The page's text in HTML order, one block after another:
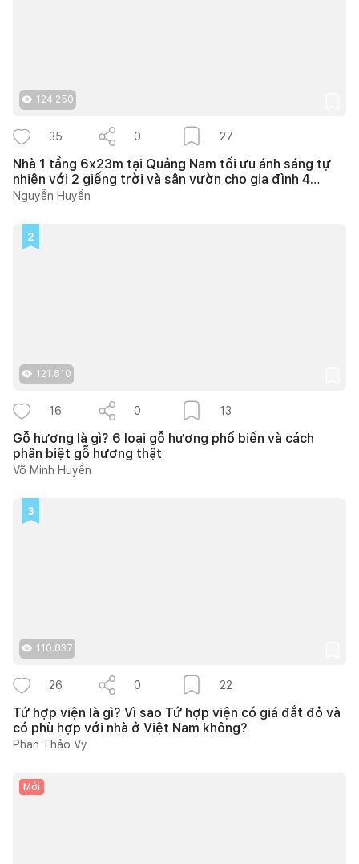
124.250
35 0 27
Nhà 1 tầng 6x23m tại Quảng Nam tối ưu ánh sáng tự
nhiên với 2 giếng trời và sân vườn cho gia đình 4
người
Nguyễn Huyền
2
121.810
16 0 13
Gỗ hương là gì? 6 loại gỗ hương phổ biến và cách
phân biệt gỗ hương thật
Võ Minh Huyền
3
110.837
26 0 22
Tứ hợp viện là gì? Vì sao Tứ hợp viện có giá đắt đỏ và
có phù hợp với nhà ở Việt Nam không?
Phan Thảo Vy
Mới